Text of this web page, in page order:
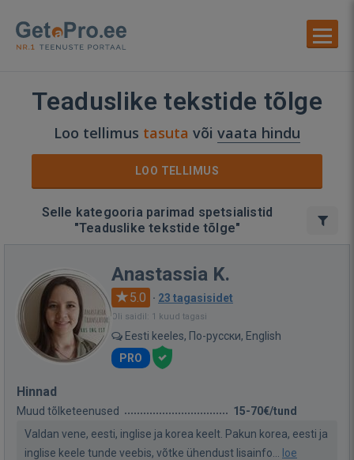
Teaduslike tekstide tõlge
Loo tellimus tasuta või vaata hindu
LOO TELLIMUS
Selle kategooria parimad spetsialistid
"Teaduslike tekstide tõlge"
Anastassia K.
5.0 · 23 tagasisidet
Oli saidil: 1 kuud tagasi
Eesti keeles, По-русски, English
PRO
Hinnad
Muud tõlketeenused
15-70€/tund
Valdan vene, eesti, inglise ja korea keelt. Pakun korea, eesti ja
inglise keele tunde veebis, võtke ühendust lisainfo...
loe